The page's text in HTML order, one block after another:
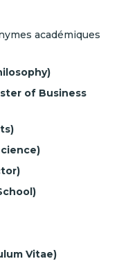
académiques
of Business
Vitae)